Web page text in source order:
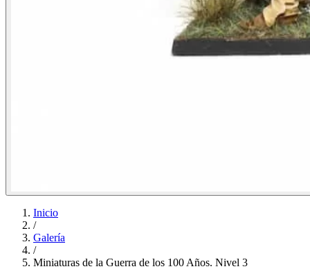
Inicio
/
Galería
/
Miniaturas de la Guerra de los 100 Años. Nivel 3